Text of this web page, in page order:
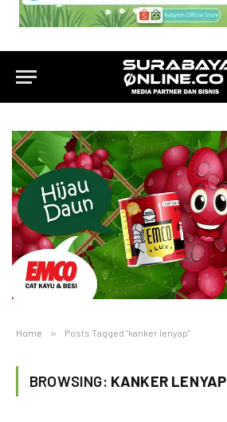
Home » Posts Tagged "kanker lenyap"
BROWSING: KANKER LENYAP